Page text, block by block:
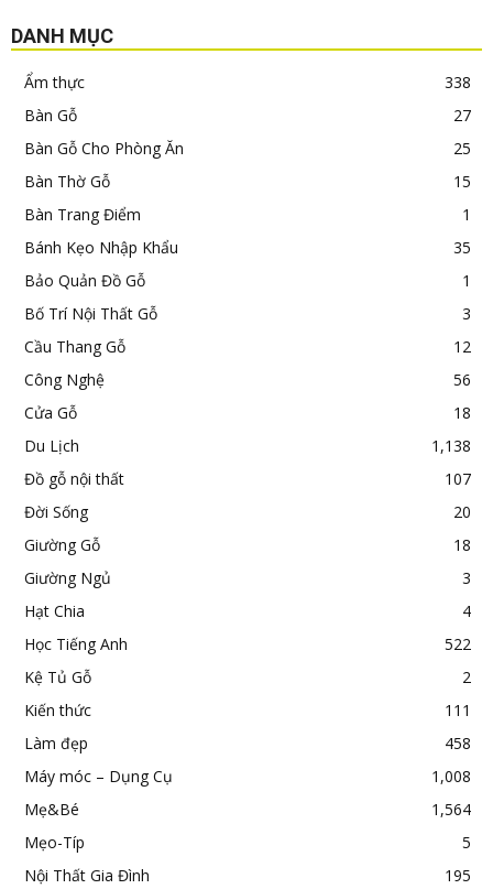
DANH MỤC
Ẩm thực
338
Bàn Gỗ
27
Bàn Gỗ Cho Phòng Ăn
25
Bàn Thờ Gỗ
15
Bàn Trang Điểm
1
Bánh Kẹo Nhập Khẩu
35
Bảo Quản Đồ Gỗ
1
Bố Trí Nội Thất Gỗ
3
Cầu Thang Gỗ
12
Công Nghệ
56
Cửa Gỗ
18
Du Lịch
1,138
Đồ gỗ nội thất
107
Đời Sống
20
Giường Gỗ
18
Giường Ngủ
3
Hạt Chia
4
Học Tiếng Anh
522
Kệ Tủ Gỗ
2
Kiến thức
111
Làm đẹp
458
Máy móc – Dụng Cụ
1,008
Mẹ&Bé
1,564
Mẹo-Típ
5
Nội Thất Gia Đình
195